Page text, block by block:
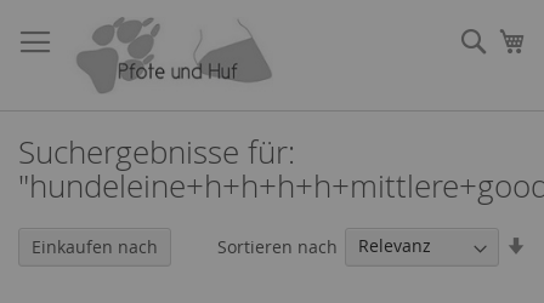
zum
Inhalt
Suchergebnisse für:
Sortieren nach
Einkaufen nach